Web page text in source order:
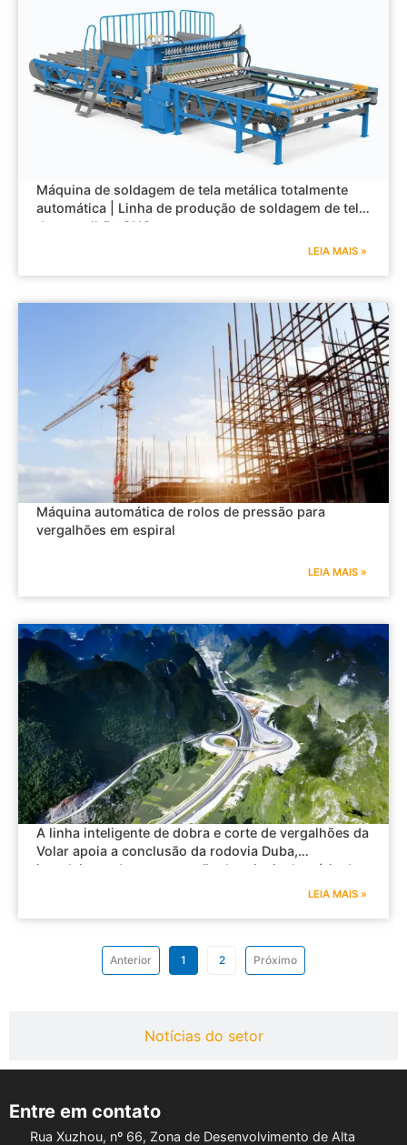
Notícias do setor
Máquina de soldagem de tela metálica totalmente
automática | Linha de produção de soldagem de tela
de vergalhão CNC
LEIA MAIS »
Máquina automática de rolos de pressão para
vergalhões em espiral
LEIA MAIS »
A linha inteligente de dobra e corte de vergalhões da
Volar apoia a conclusão da rodovia Duba,
impulsionando a construção da principal artéria de
LEIA MAIS »
Anterior 1 2 Próximo
Entre em contato
Rua Xuzhou, nº 66, Zona de Desenvolvimento de Alta